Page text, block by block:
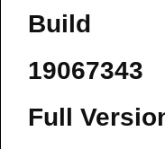
Build
19067343
Full